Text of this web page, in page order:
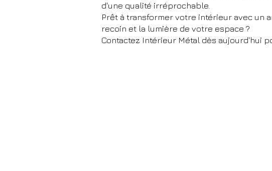
d'une qualité irréprochable.
Prêt à transformer votre intérieur avec un
recoin et la lumière de votre espace ?
Contactez Intérieur Métal dès aujourd'hui